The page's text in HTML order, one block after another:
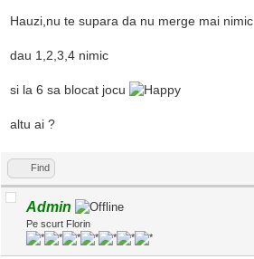
Hauzi,nu te supara da nu merge mai nimic
dau 1,2,3,4 nimic
si la 6 sa blocat jocu
altu ai ?
Find
Admin
Pe scurt Florin